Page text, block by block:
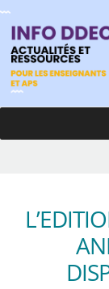
Skip
to
content
InfoDDEC
Ens